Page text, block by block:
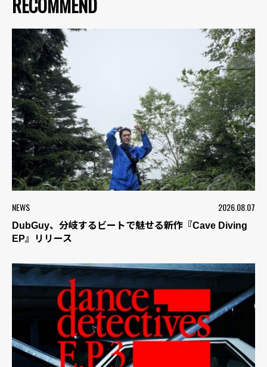
NEWS 2026.08.07
DubGuy、分岐するビートで魅せる新作『Cave Diving
EP』リリース